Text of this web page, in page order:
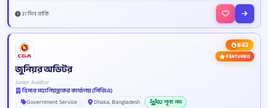
31 দিন বাকি
#43
FEATURED
জুনিয়র অডিটর
Junior Auditor
হিসাব মহানিয়ন্ত্রকের কার্যালয় (সিজিএ)
Government Service
Dhaka, Bangladesh 92 শূন্য পদ